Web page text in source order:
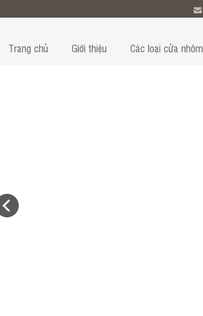
Trang chủ Giới thiệu Các loại cửa nhôm